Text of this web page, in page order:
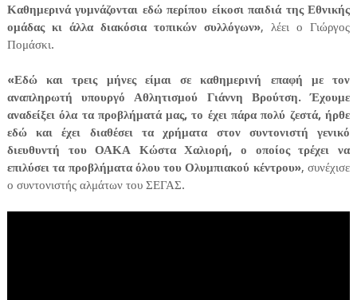
Καθημερινά γυμνάζονται εδώ περίπου είκοσι παιδιά της Εθνικής
ομάδας κι άλλα διακόσια τοπικών συλλόγων», λέει ο Γιώργος
Πομάσκι.
«Εδώ και τρεις μήνες είμαι σε καθημερινή επαφή με τον
αναπληρωτή υπουργό Αθλητισμού Γιάννη Βρούτση. Έχουμε
αναδείξει όλα τα προβλήματά μας, το έχει πάρα πολύ ζεστά, ήρθε
εδώ και έχει διαθέσει τα χρήματα στον συντονιστή γενικό
διευθυντή του ΟΑΚΑ Κώστα Χαλιορή, ο οποίος τρέχει να
επιλύσει τα προβλήματα όλου του Ολυμπιακού κέντρου», συνέχισε
ο συντονιστής αλμάτων του ΣΕΓΑΣ.